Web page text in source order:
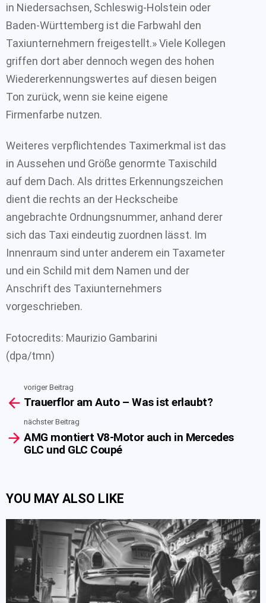
in Niedersachsen, Schleswig-Holstein oder
Baden-Württemberg ist die Farbwahl den
Taxiunternehmern freigestellt.» Viele Kollegen
griffen dort aber dennoch wegen des hohen
Wiedererkennungswertes auf diesen beigen
Ton zurück, wenn sie keine eigene
Firmenfarbe nutzen.
Weiteres verpflichtendes Taximerkmal ist das
in Aussehen und Größe genormte Taxischild
auf dem Dach. Als drittes Erkennungszeichen
dient die rechts an der Heckscheibe
angebrachte Ordnungsnummer, anhand derer
sich das Taxi eindeutig zuordnen lässt. Im
Innenraum sind unter anderem ein Taxameter
und ein Schild mit dem Namen und der
Anschrift des Taxiunternehmers
vorgeschrieben.
Fotocredits: Maurizio Gambarini
(dpa/tmn)
more
voriger Beitrag
Trauerflor am Auto – Was ist erlaubt?
nächster Beitrag
AMG montiert V8-Motor auch in Mercedes
GLC und GLC Coupé
YOU MAY ALSO LIKE